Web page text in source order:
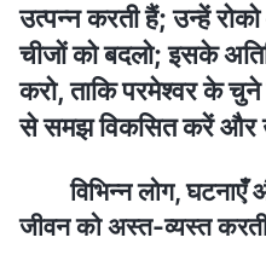
उत्पन्न करती हैं; उन्हें
चीजों को बदलो; इसके
करो, ताकि परमेश्वर के चुने
से समझ विकसित करें और
विभिन्न लोग,
जीवन को अस्त-व्यस्त